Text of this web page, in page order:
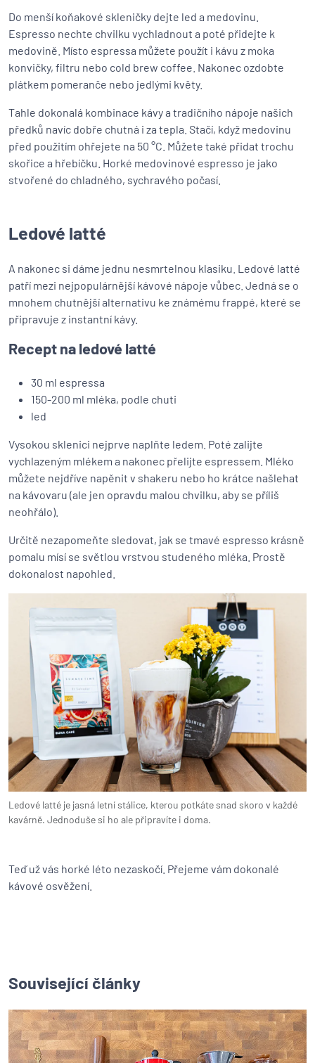
Do menší koňakové skleničky dejte led a medovinu.
Espresso nechte chvilku vychladnout a poté přidejte k
medovině. Místo espressa můžete použít i kávu z moka
konvičky, filtru nebo cold brew coffee. Nakonec ozdobte
plátkem pomeranče nebo jedlými květy.
Tahle dokonalá kombinace kávy a tradičního nápoje našich
předků navíc dobře chutná i za tepla. Stačí, když medovinu
před použitím ohřejete na 50 °C. Můžete také přidat trochu
skořice a hřebíčku. Horké medovinové espresso je jako
stvořené do chladného, sychravého počasí.
Ledové latté
A nakonec si dáme jednu nesmrtelnou klasiku. Ledové latté
patří mezi nejpopulárnější kávové nápoje vůbec. Jedná se o
mnohem chutnější alternativu ke známému frappé, které se
připravuje z instantní kávy.
Recept na ledové latté
30 ml espressa
150-200 ml mléka, podle chuti
led
Vysokou sklenici nejprve naplňte ledem. Poté zalijte
vychlazeným mlékem a nakonec přelijte espressem. Mléko
můžete nejdříve napěnit v shakeru nebo ho krátce našlehat
na kávovaru (ale jen opravdu malou chvilku, aby se příliš
neohřálo).
Určitě nezapomeňte sledovat, jak se tmavé espresso krásně
pomalu mísí se světlou vrstvou studeného mléka. Prostě
dokonalost napohled.
Ledové latté je jasná letní stálice, kterou potkáte snad skoro v každé
kavárně. Jednoduše si ho ale připravíte i doma.
Teď už vás horké léto nezaskočí. Přejeme vám dokonalé
kávové osvěžení.
Související články